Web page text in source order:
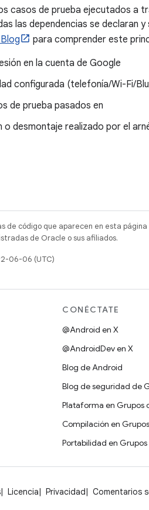
casos de prueba ejecutados a
las dependencias se declaran
para comprender este
en la cuenta de Google
configurada (telefonía/Wi-Fi/
de prueba pasados ​​en
o desmontaje realizado por el
de código que aparecen en esta
de Oracle o sus afiliados.
06-06 (UTC)
CONÉCTATE
@Android en X
@AndroidDev en X
Blog de Android
Blog de seguridad de
Plataforma en Grupos
Compilación en
Portabilidad en
Licencia Privacidad Comentarios